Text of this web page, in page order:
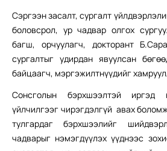
Сэргээн засалт, сургалт
боловсрол, ур чадвар олгох
багш, орчуулагч, докторант
сургалтыг удирдан явуулсан
байцаагч, мэргэжилтнүүдийг
Сонсголын бэрхшээлтэй иргэд
үйлчилгээг чирэгдэлгүй авах
тулгардаг бэрхшээлийг
чадварыг нэмэгдүүлэх үүднээс